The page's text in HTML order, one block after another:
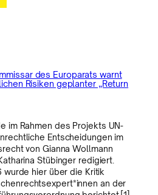
des Europarats warnt
Risiken geplanter „Return
im Rahmen des Projekts UN-
Entscheidungen im
von Gianna Wollmann
Stübinger redigiert.
wurde hier über die Kritik
an der